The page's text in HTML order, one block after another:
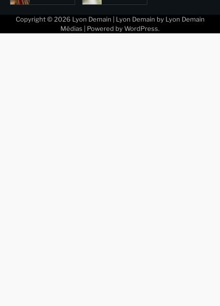
Copyright © 2026 Lyon Demain | Lyon Demain by Lyon Demain
Médias | Powered by WordPress.